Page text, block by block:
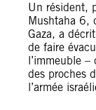
Un résident,
Mushtaha 6,
Gaza, a
de faire
l’immeuble
des proches
l’armée